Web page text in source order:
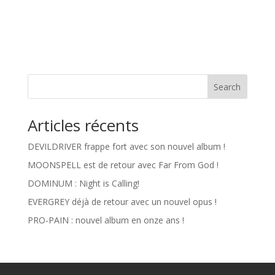
Search
Articles récents
DEVILDRIVER frappe fort avec son nouvel album !
MOONSPELL est de retour avec Far From God !
DOMINUM : Night is Calling!
EVERGREY déjà de retour avec un nouvel opus !
PRO-PAIN : nouvel album en onze ans !